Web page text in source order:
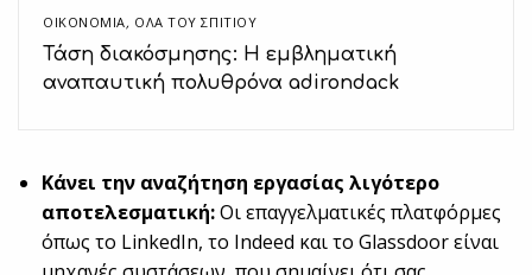
ΟΙΚΟΝΟΜΙΑ, ΌΛΑ ΤΟΥ ΣΠΙΤΙΟΥ
Τάση διακόσμησης: Η εμβληματική
αναπαυτική πολυθρόνα adirondack
Κάνει την αναζήτηση εργασίας λιγότερο
αποτελεσματική:Οι επαγγελματικές πλατφόρμες
όπως το LinkedIn, το Indeed και το Glassdoor είναι